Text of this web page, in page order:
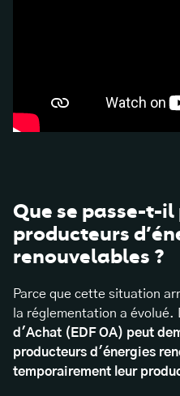
Que se passe-t-il
producteurs
renouvelables ?
Parce que cette situation
la réglementation a évolué.
d'Achat (EDF OA) peut
producteurs d'énergies
temporairement leur